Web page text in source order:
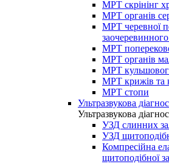
МРТ скрінінг
МРТ органів
МРТ черевної
МРТ
МРТ органів
МРТ
МРТ крижів та
МРТ стопи
Ультразвукова
Ультразвукова
УЗД слинних
УЗД
Компресійна
щитоподібної